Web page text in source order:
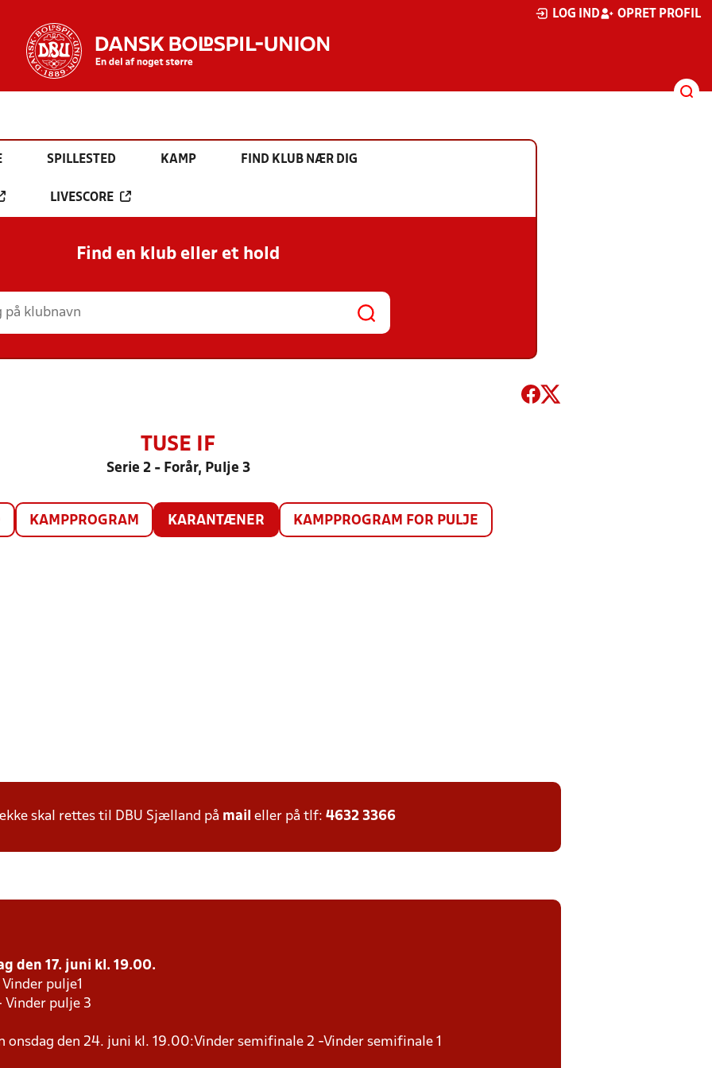
LOG IND OPRET PROFIL
SPILLESTED KAMP FIND KLUB NÆR DIG
LIVESCORE
Find en klub eller et hold
TUSE IF
Serie 2 - Forår, Pulje 3
KAMPPROGRAM KARANTÆNER KAMPPROGRAM FOR PULJE
skal rettes til DBU Sjælland på mail eller på tlf: 4632 3366
den 17. juni kl. 19.00.
pulje1
Vinder pulje 3
onsdag den 24. juni kl. 19.00:Vinder semifinale 2 -Vinder semifinale 1